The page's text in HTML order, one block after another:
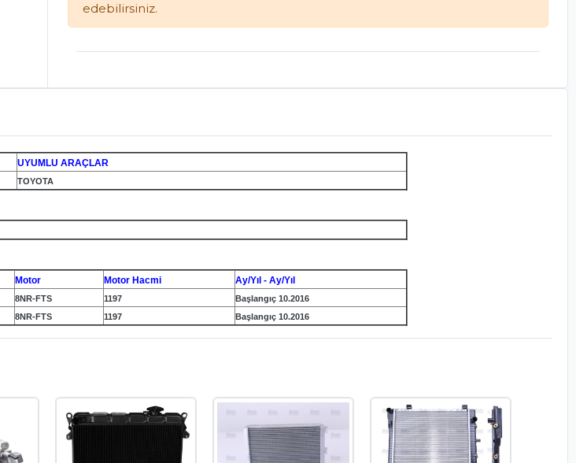
edebilirsiniz.
UYUMLU ARAÇLAR
TOYOTA
Motor Motor Hacmi Ay/Yıl - Ay/Yıl
8NR-FTS 1197
Başlangıç 10.2016
8NR-FTS 1197 Başlangıç 10.2016